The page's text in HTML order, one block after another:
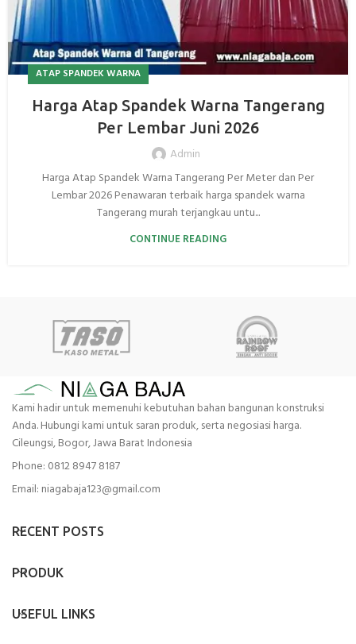
ATAP SPANDEK WARNA
Harga Atap Spandek Warna Tangerang
Per Lembar Juni 2026
Admin
Harga Atap Spandek Warna Tangerang Per Meter dan Per
Lembar 2026 Penawaran terbaik harga spandek warna
Tangerang murah terjangkau untu...
CONTINUE READING
Kami hadir untuk memenuhi kebutuhan bahan bangunan konstruksi
Anda. Hubungi kami untuk saran produk, serta negosiasi harga.
Cileungsi, Bogor, Jawa Barat Indonesia
Phone: 0812 8947 8187
Email: niagabaja123@gmail.com
RECENT POSTS
PRODUK
USEFUL LINKS